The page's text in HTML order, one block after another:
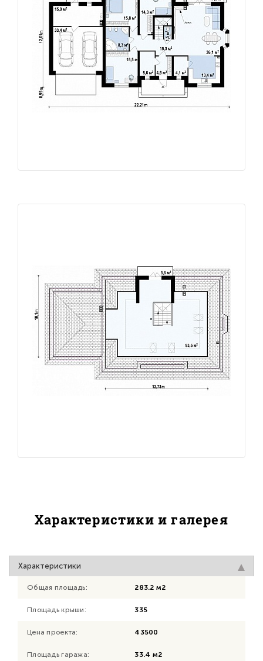
Характеристики и галерея
Характеристики
Общая площадь: 283.2 м2
Площадь крыши: 335
Цена проекта: 43500
Площадь гаража: 33.4 м2